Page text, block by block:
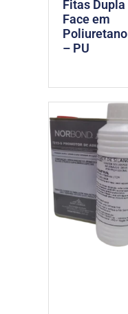
Fitas Dupla
Face em
Poliuretano
– PU